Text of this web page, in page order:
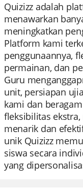
Quizizz adalah
menawarkan
meningkatkan
Platform kami
penggunaannya,
permainan, dan
Guru
unit, persiapan
kami dan
fleksibilitas
menarik dan
unik Quizizz
siswa secara
yang